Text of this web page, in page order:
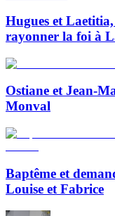
Hugues et
rayonner la foi à
Ostiane et Jean-
Monval
Baptême et
Louise et Fabrice